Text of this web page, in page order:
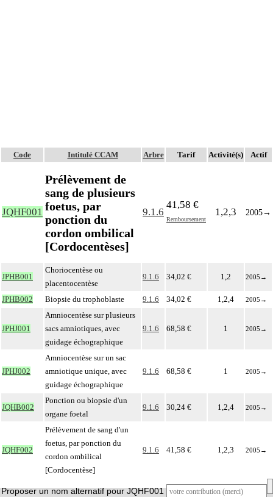
Code Intitulé CCAM Arbre Tarif Activité(s) Actif
JQHF001
Prélèvement de
sang de plusieurs
foetus, par
ponction du
cordon ombilical
[Cordocentèses]
9.1.6
41,58 €
Remboursement
1,2,3 2005→
JPHB001
Choriocentèse ou
placentocentèse
9.1.6 34,02 € 1,2 2005 →
JPHB002 Biopsie du trophoblaste 9.1.6 34,02 € 1,2,4 2005 →
JPHJ001
Amniocentèse sur plusieurs
sacs amniotiques, avec
guidage échographique
9.1.6 68,58 € 1 2005 →
JPHJ002
Amniocentèse sur un sac
amniotique unique, avec
guidage échographique
9.1.6 68,58 € 1 2005 →
JQHB002
Ponction ou biopsie d'un
organe foetal
9.1.6 30,24 € 1,2,4 2005 →
JQHF002
Prélèvement de sang d'un
foetus, par ponction du
cordon ombilical
[Cordocentèse]
9.1.6 41,58 € 1,2,3 2005 →
Proposer un nom alternatif pour JQHF001